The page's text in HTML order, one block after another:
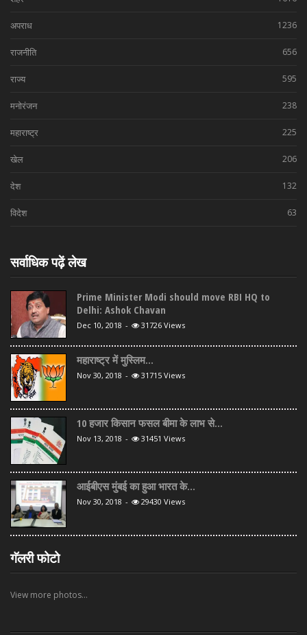
अपराध 1236
राजनीति 656
राज्य 595
मनोरंजन 238
महाराष्ट्र 225
खेल 206
देश 132
विदेश 63
सर्वाधिक पढ़ें लेख
Prime Minister Modi should move RBI HQ to
Delhi: Ashok Chavan
Dec 10, 2018 - 31726 Views
महाराष्ट्र में मुस्लिम...
Nov 30, 2018 - 31715 Views
10 हजार किसान फसल बीमा के लाभ से...
Nov 13, 2018 - 31451 Views
आईबीएस मुंबई का हुआ भारत के...
Nov 30, 2018 - 29430 Views
गॅलरी फोटो
View more photos...